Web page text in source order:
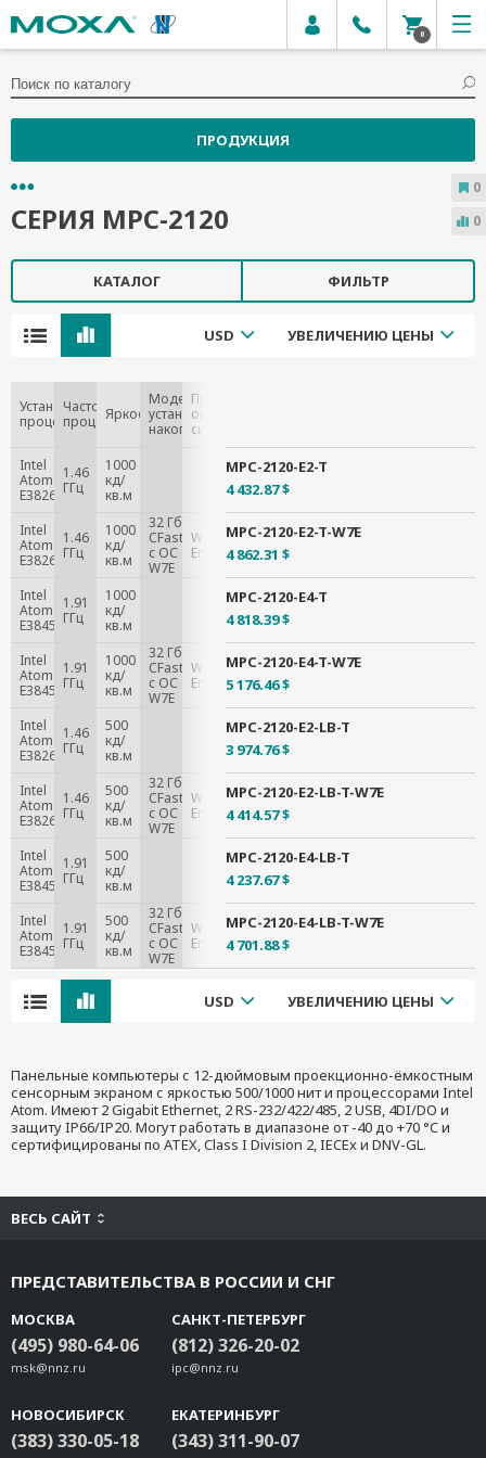
0
ПРОДУКЦИЯ
СЕРИЯ MPC-2120
КАТАЛОГ ФИЛЬТР
USD УВЕЛИЧЕНИЮ ЦЕНЫ
MPC-2120-E2-T
4 432.87 $
MPC-2120-E2-T-W7E
4 862.31 $
MPC-2120-E4-T
4 818.39 $
MPC-2120-E4-T-W7E
5 176.46 $
MPC-2120-E2-LB-T
3 974.76 $
MPC-2120-E2-LB-T-W7E
4 414.57 $
MPC-2120-E4-LB-T
4 237.67 $
MPC-2120-E4-LB-T-W7E
4 701.88 $
Установленный
процессор
Intel
Atom
E3826
Intel
Atom
E3826
Intel
Atom
E3845
Intel
Atom
E3845
Intel
Atom
E3826
Intel
Atom
E3826
Intel
Atom
E3845
Intel
Atom
E3845
Частота
процессора
1.46
ГГц
1.46
ГГц
1.91
ГГц
1.91
ГГц
1.46
ГГц
1.46
ГГц
1.91
ГГц
1.91
ГГц
Яркость
1000
кд/
кв.м
1000
кд/
кв.м
1000
кд/
кв.м
1000
кд/
кв.м
500
кд/
кв.м
500
кд/
кв.м
500
кд/
кв.м
500
кд/
кв.м
Модель
установленного
накопителя
32 Гб
CFast
с ОС
W7E
32 Гб
CFast
c ОС
W7E
32 Гб
CFast
с ОС
W7E
32 Гб
CFast
c ОС
W7E
Предустановленная
операционная
система
Windows 7
Embedded
Windows 7
Embedded
Windows 7
Embedded
Windows 7
Embedded
USD УВЕЛИЧЕНИЮ ЦЕНЫ
Панельные компьютеры с 12-дюймовым проекционно-ёмкостным
сенсорным экраном с яркостью 500/1000 нит и процессорами Intel
Atom. Имеют 2 Gigabit Ethernet, 2 RS-232/422/485, 2 USB, 4DI/DO и
защиту IP66/IP20. Могут работать в диапазоне от -40 до +70 °C и
сертифицированы по ATEX, Class I Division 2, IECEx и DNV-GL.
ВЕСЬ САЙТ
ПРЕДСТАВИТЕЛЬСТВА В РОССИИ И СНГ
МОСКВА
(495) 980-64-06
msk@nnz.ru
САНКТ-ПЕТЕРБУРГ
(812) 326-20-02
ipc@nnz.ru
НОВОСИБИРСК
(383) 330-05-18
ЕКАТЕРИНБУРГ
(343) 311-90-07
0
0